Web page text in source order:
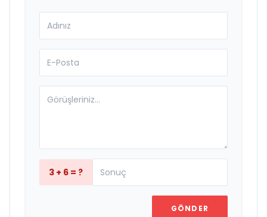
3 + 6 = ?
GÖNDER